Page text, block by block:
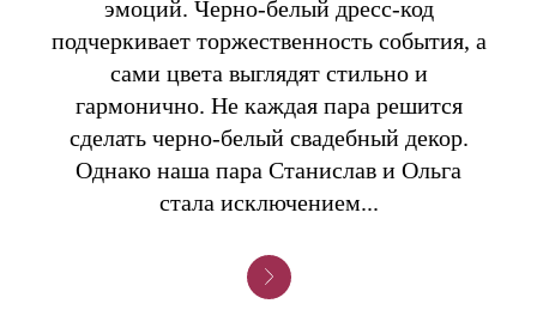
эмоций. Черно-белый дресс-код
подчеркивает торжественность события, а
сами цвета выглядят стильно и
гармонично. Не каждая пара решится
сделать черно-белый свадебный декор.
Однако наша пара Станислав и Ольга
стала исключением...